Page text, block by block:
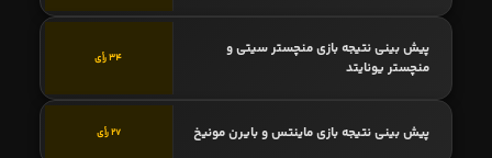
پیش بینی نتیجه بازی منچستر سیتی و
منچستر یونایتد
34 رأی
پیش بینی نتیجه بازی ماینتس و بایرن مونیخ 27 رأی